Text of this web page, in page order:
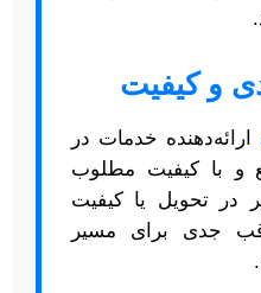
و کیفیت
خدمات در
با کیفیت مطلوب
در تحویل یا کیفیت
جدی برای مسیر